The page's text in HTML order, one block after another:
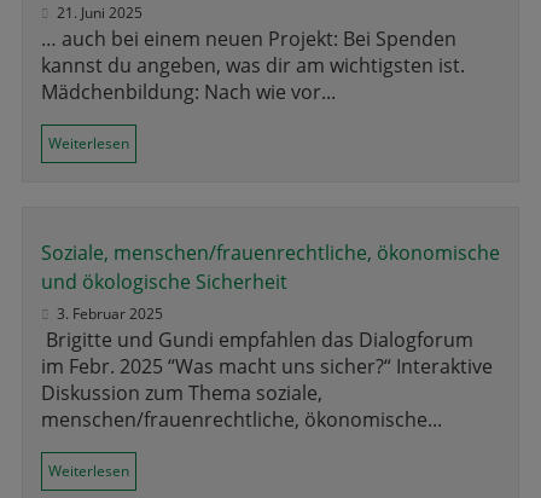
21. Juni 2025
… auch bei einem neuen Projekt: Bei Spenden
kannst du angeben, was dir am wichtigsten ist.
Mädchenbildung: Nach wie vor...
Weiterlesen
Soziale, menschen/frauenrechtliche, ökonomische
und ökologische Sicherheit
3. Februar 2025
Brigitte und Gundi empfahlen das Dialogforum
im Febr. 2025 “Was macht uns sicher?“ Interaktive
Diskussion zum Thema soziale,
menschen/frauenrechtliche, ökonomische...
Weiterlesen